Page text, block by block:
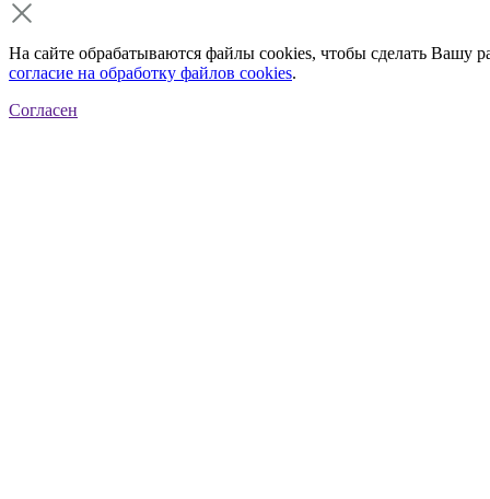
На сайте обрабатываются файлы cookies, чтобы сделать Вашу
согласие на обработку файлов cookies.
Согласен